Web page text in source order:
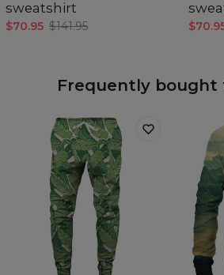
sweatshirt
$70.95 $141.95
Frequently